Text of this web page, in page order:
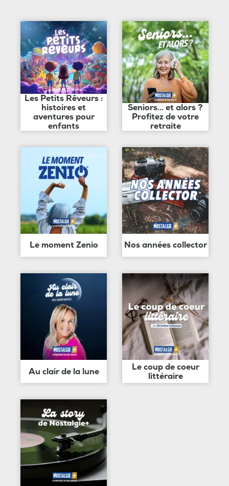
Les Petits Rêveurs :
histoires et
aventures pour
enfants
Seniors... et alors ?
Profitez de votre
retraite
Le moment Zenio Nos années collector
Au clair de la lune
Le coup de coeur
littéraire